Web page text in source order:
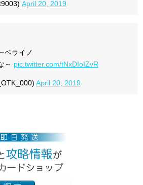
April 20, 2019
ベライノ
～ pic.twitter.com/tNxDIoIZvR
April 20, 2019